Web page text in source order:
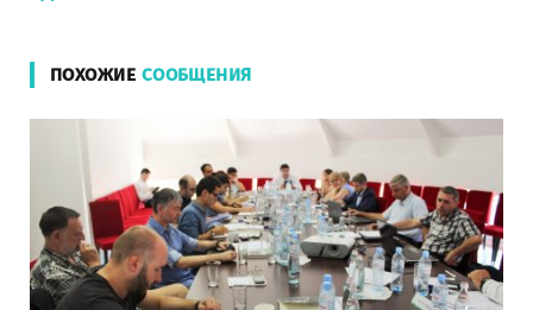
ПОХОЖИЕ СООБЩЕНИЯ